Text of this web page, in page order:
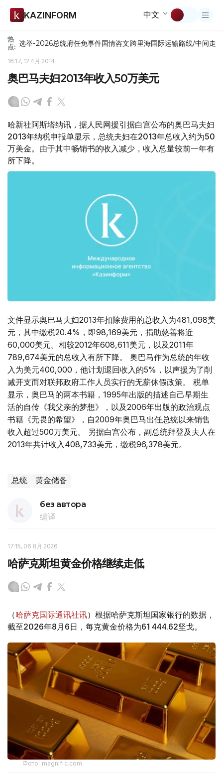
KAZINFORM 中文
热
点: 选举-2026总统府任免事件国情咨文跨里海国际运输路线/中间走廊
16:17, 12 4月 2014
奥巴马夫妇2013年收入50万美元
哈新社阿斯塔纳讯，据人民网援引据白宫公布的奥巴马夫妇
2013年纳税申报单显示，总统夫妇在2013年总收入约为50
万美金。由于其中畅销书的收入减少，收入总量较前一年有
所下降。
文件显示奥巴马夫妇2013年扣除费用的总收入为481,098美
元，其中缴税20.4%，即98,169美元，捐助慈善将近
60,000美元。相较2012年608,611美元，以及2011年
789,674美元的总收入有所下降。 奥巴马作为总统的年收
入为美元400,000，他计划退回收入的5%，以声援为了削
减开支而对联邦政府工作人员实行的无薪休假政策。 税单
显示，奥巴马的两本书籍，1995年出版的描述自己早期生
活的自传《我父亲的梦想》，以及2006年出版的政治观点
书籍《无畏的希望》，自2009年奥巴马出任总统以来销售
收入超过500万美元。 另据白宫公布，副总统拜登及夫人在
2013年共计收入408,733美元，缴税96,378美元。
总统 黄金储备
без автора
编译
17:15, 06 8月 2026
哈萨克斯坦黄金价格继续走低
（哈萨克国际通讯社讯）根据哈萨克斯坦国家银行的数据，
截至2026年8月6日，每克黄金价格为61 444.62坚戈。
Фото: magnific.com